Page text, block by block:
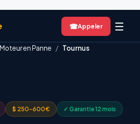
☎ ☰
Moteur en Panne / Tournus
$ 250-600€ ✓ Garantie 12 mois